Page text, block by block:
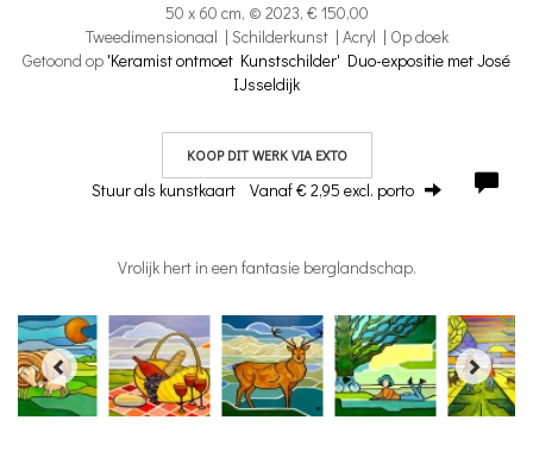
50 x 60 cm, © 2023, € 150,00
Tweedimensionaal | Schilderkunst | Acryl | Op doek
Getoond op 'Keramist ontmoet Kunstschilder' Duo-expositie met José
IJsseldijk
KOOP DIT WERK VIA EXTO
Stuur als kunstkaart Vanaf € 2,95 excl. porto
Vrolijk hert in een fantasie berglandschap.